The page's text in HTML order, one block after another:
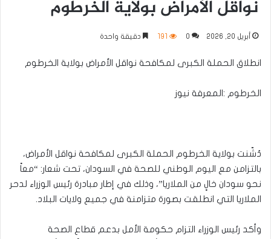
نواقل الأمراض بولاية الخرطوم
أبريل 20, 2026 0
191 دقيقة واحدة
انطلاق الحملة الكبرى لمكافحة نواقل الأمراض بولاية الخرطوم
الخرطوم :المعرفة نيوز
دُشّنت بولاية الخرطوم الحملة الكبرى لمكافحة نواقل الأمراض،
بالتزامن مع اليوم الوطني للصحة في السودان، تحت شعار: “معاً
نحو سودان خالٍ من الملاريا”، وذلك في إطار مبادرة رئيس الوزراء لدحر
الملاريا التي انطلقت بصورة متزامنة في جميع ولايات البلاد.
وأكد رئيس الوزراء التزام حكومة الأمل بدعم قطاع الصحة